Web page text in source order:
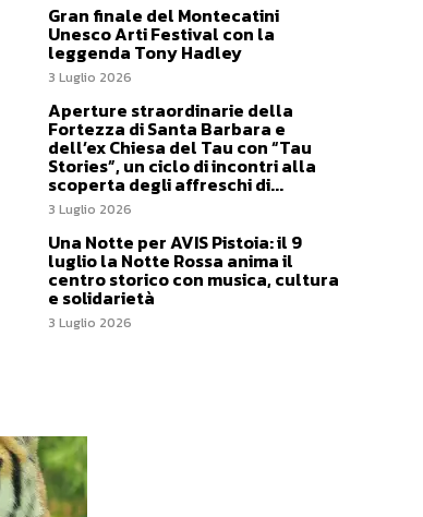
Gran finale del Montecatini
Unesco Arti Festival con la
leggenda Tony Hadley
3 Luglio 2026
Aperture straordinarie della
Fortezza di Santa Barbara e
dell’ex Chiesa del Tau con “Tau
Stories”, un ciclo di incontri alla
scoperta degli affreschi di...
3 Luglio 2026
Una Notte per AVIS Pistoia: il 9
luglio la Notte Rossa anima il
centro storico con musica, cultura
e solidarietà
3 Luglio 2026